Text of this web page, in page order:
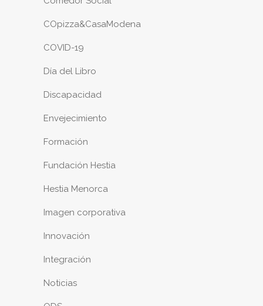
COpizza&CasaModena
COVID-19
Día del Libro
Discapacidad
Envejecimiento
Formación
Fundación Hestia
Hestia Menorca
Imagen corporativa
Innovación
Integración
Noticias